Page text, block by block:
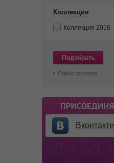
Коллекция
Коллекция 2016
Подобрать
Сброс фильтра
Вконтакте